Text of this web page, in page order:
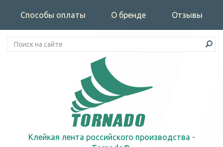
Способы оплаты О бренде Отзывы
Клейкая лента российского производства -